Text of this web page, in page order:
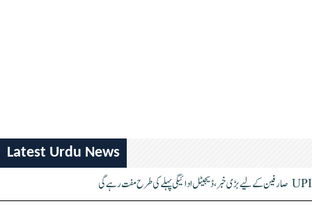
Latest Urdu News
UPI صارفین کے لیے بڑی خبر، ڈیجیٹل ادائیگی پہلے کی طرح مفت رہے گی